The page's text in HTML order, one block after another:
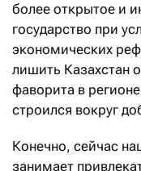
более открытое и
государство при
экономических
лишить Казахстан
фаворита в
строился вокруг
Конечно, сейчас
занимает